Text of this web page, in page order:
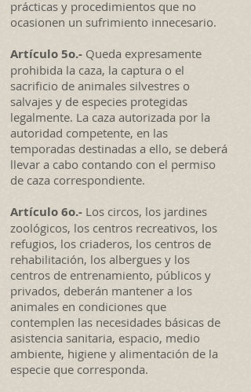
prácticas y procedimientos que no
ocasionen un sufrimiento innecesario.
Artículo 5o.- Queda expresamente
prohibida la caza, la captura o el
sacrificio de animales silvestres o
salvajes y de especies protegidas
legalmente. La caza autorizada por la
autoridad competente, en las
temporadas destinadas a ello, se deberá
llevar a cabo contando con el permiso
de caza correspondiente.
Artículo 6o.- Los circos, los jardines
zoológicos, los centros recreativos, los
refugios, los criaderos, los centros de
rehabilitación, los albergues y los
centros de entrenamiento, públicos y
privados, deberán mantener a los
animales en condiciones que
contemplen las necesidades básicas de
asistencia sanitaria, espacio, medio
ambiente, higiene y alimentación de la
especie que corresponda.